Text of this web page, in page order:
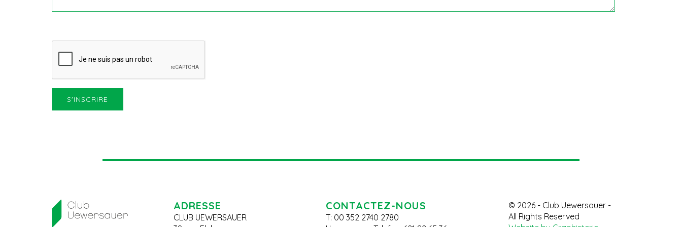
ADRESSE
CLUB UEWERSAUER
CONTACTEZ-NOUS
T: 00 352 2740 2780
© 2026 - Club Uewersauer -
All Rights Reserved